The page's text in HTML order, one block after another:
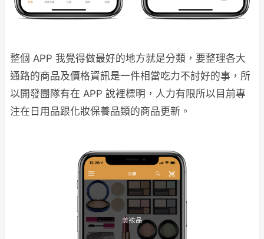
整個 APP 我覺得做最好的地方就是分類，要整理各大
通路的商品及價格資訊是一件相當吃力不討好的事，所
以開發團隊有在 APP 說裡標明，人力有限所以目前專
注在日用品跟化妝保養品類的商品更新。